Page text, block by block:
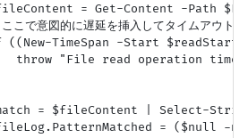
= Get-Content -Path
で意図的に遅延を挿入してタイムアウ
((New-TimeSpan -Start
throw "File read operation
= $fileContent | Select-
= ($null -ne